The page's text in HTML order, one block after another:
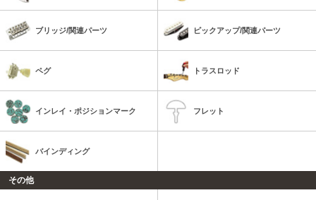
ブリッジ/関連パーツ ピックアップ/関連パーツ
ペグ トラスロッド
インレイ・ポジションマーク フレット
バインディング
その他